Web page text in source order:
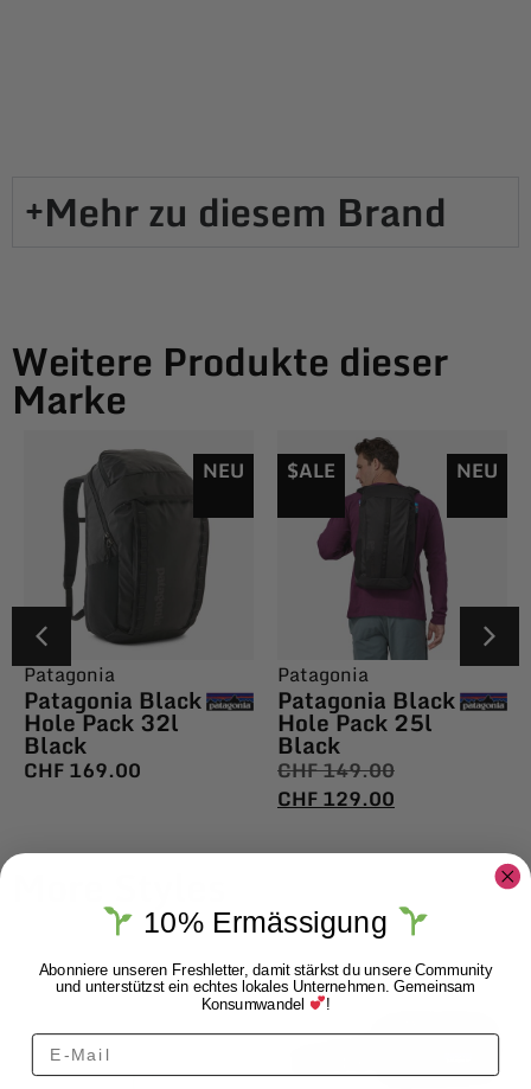
Mehr zu diesem Brand​
Weitere Produkte dieser
Marke
NEU
Patagonia
Patagonia Black
Hole Pack 32l
Black
CHF169.00
$ALE NEU
Patagonia
Patagonia Black
Hole Pack 25l
Black
CHF149.00
CHF129.00
10% Ermässigung
Abonniere unseren Freshletter, damit stärkst du unsere Community
und unterstützst ein echtes lokales Unternehmen. Gemeinsam
Konsumwandel !